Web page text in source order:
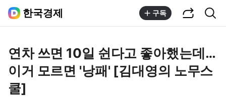
한국경제 구독
연차 쓰면 10일 쉰다고 좋아했는데…
이거 모르면 '낭패' [김대영의 노무스
쿨]